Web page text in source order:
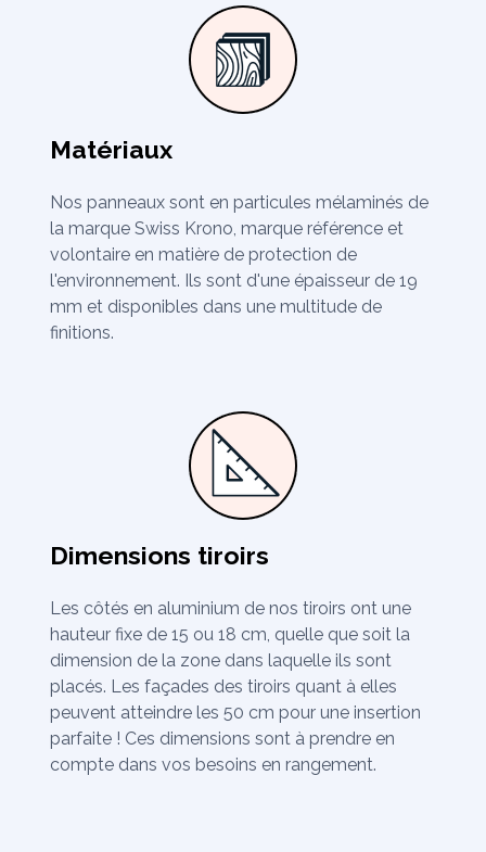
Matériaux
Nos panneaux sont en particules mélaminés de
la marque Swiss Krono, marque référence et
volontaire en matière de protection de
l'environnement. Ils sont d'une épaisseur de 19
mm et disponibles dans une multitude de
finitions.
Dimensions tiroirs
Les côtés en aluminium de nos tiroirs ont une
hauteur fixe de 15 ou 18 cm, quelle que soit la
dimension de la zone dans laquelle ils sont
placés. Les façades des tiroirs quant à elles
peuvent atteindre les 50 cm pour une insertion
parfaite ! Ces dimensions sont à prendre en
compte dans vos besoins en rangement.